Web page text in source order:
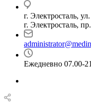
г. Электросталь,
г. Электросталь,
Ежедневно 07.00-